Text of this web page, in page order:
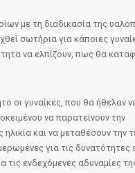
με τη διαδικασία της
σωτήρια για κάποιες
να ελπίζουν, πως θα
οι γυναίκες, που θα ήθελαν
να παρατείνουν την
και να μεταθέσουν την
για τις δυνατότητες
τις ενδεχόμενες αδυναμίες